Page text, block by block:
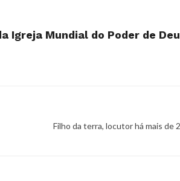
Igreja Mundial do Poder de
Filho da terra, locutor há mais de